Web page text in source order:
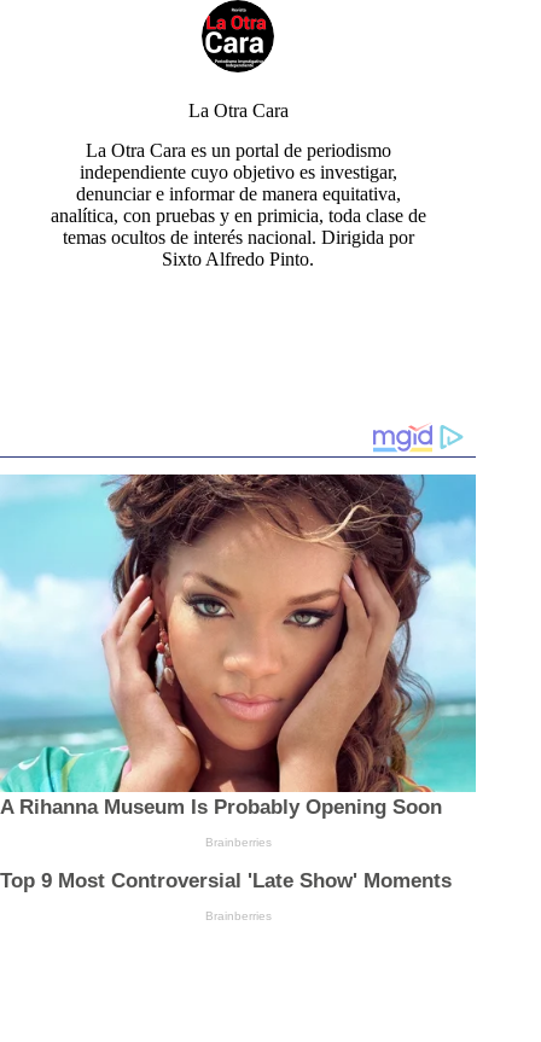
La Otra Cara
La Otra Cara es un portal de periodismo
independiente cuyo objetivo es investigar,
denunciar e informar de manera equitativa,
analítica, con pruebas y en primicia, toda clase de
temas ocultos de interés nacional. Dirigida por
Sixto Alfredo Pinto.